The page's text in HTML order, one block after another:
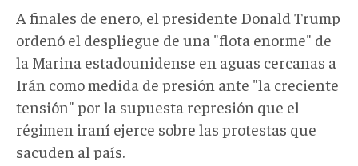
A finales de enero, el presidente Donald Trump
ordenó el despliegue de una "flota enorme" de
la Marina estadounidense en aguas cercanas a
Irán como medida de presión ante "la creciente
tensión" por la supuesta represión que el
régimen iraní ejerce sobre las protestas que
sacuden al país.